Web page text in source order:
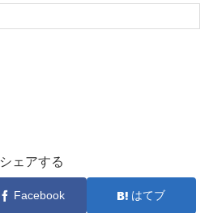
シェアする
Facebook はてブ